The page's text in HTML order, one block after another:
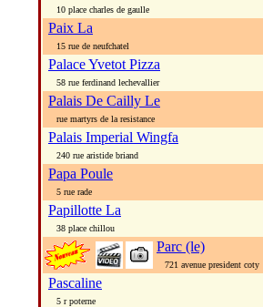
10 place charles de gaulle
Paix La
15 rue de neufchatel
Palace Yvetot Pizza
58 rue ferdinand lechevallier
Palais De Cailly Le
rue martyrs de la resistance
Palais Imperial Wingfa
240 rue aristide briand
Papa Poule
5 rue rade
Papillotte La
38 place chillou
Parc (le)
721 avenue president coty
Pascaline
5 r poterne